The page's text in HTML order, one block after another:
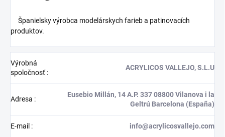
Španielsky výrobca modelárskych farieb a patinovacích
produktov.
Výrobná
spoločnosť:
ACRYLICOS VALLEJO, S.L.U
Adresa :
Eusebio Millán, 14 A.P. 337 08800 Vilanova i la
Geltrú Barcelona (España)
E-mail : info@acrylicosvallejo.com